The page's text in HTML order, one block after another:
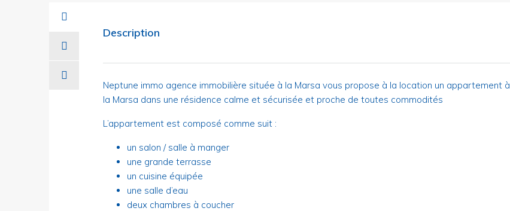
Description
Neptune immo agence immobilière située à la Marsa vous propose à la location un appartement à
la Marsa dans une résidence calme et sécurisée et proche de toutes commodités
L’appartement est composé comme suit :
un salon / salle à manger
une grande terrasse
un cuisine équipée
une salle d’eau
deux chambres à coucher